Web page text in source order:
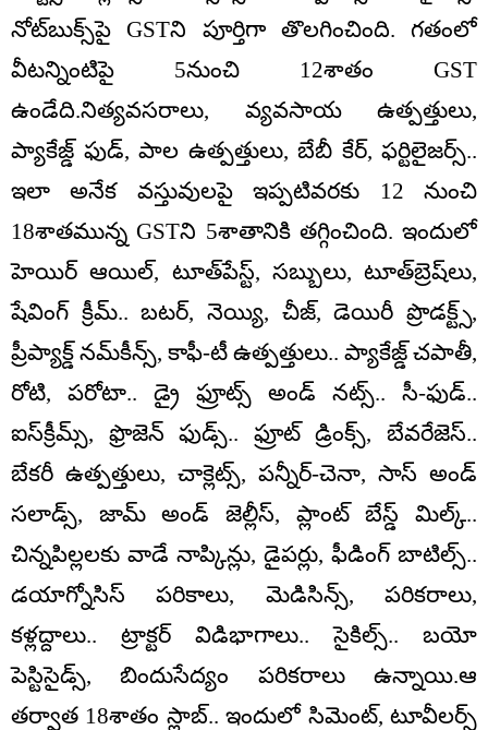
నోట్‌బుక్స్‌పై GSTని పూర్తిగా తొలగించింది. గతంలో
వీటన్నింటిపై 5నుంచి 12శాతం GST
ఉండేది.నిత్యవసరాలు, వ్యవసాయ ఉత్పత్తులు,
ప్యాకేజ్డ్‌ ఫుడ్‌, పాల ఉత్పత్తులు, బేబీ కేర్‌, ఫర్టిలైజర్స్‌..
ఇలా అనేక వస్తువులపై ఇప్పటివరకు 12 నుంచి
18శాతమున్న GSTని 5శాతానికి తగ్గించింది. ఇందులో
హెయిర్‌ ఆయిల్‌, టూత్‌పేస్ట్‌, సబ్బులు, టూత్‌బ్రెష్‌లు,
షేవింగ్‌ క్రీమ్‌.. బటర్‌, నెయ్యి, చీజ్‌, డెయిరీ ప్రొడక్ట్స్‌,
ప్రీప్యాక్డ్‌ నమ్‌కీన్స్‌, కాఫీ-టీ ఉత్పత్తులు.. ప్యాకేజ్డ్‌ చపాతీ,
రోటి, పరోటా.. డ్రై ఫ్రూట్స్‌ అండ్‌ నట్స్‌.. సీ-ఫుడ్‌..
ఐస్‌క్రీమ్స్‌, ఫ్రొజెన్‌ ఫుడ్స్‌.. ఫ్రూట్‌ డ్రింక్స్‌, బేవరేజెస్‌..
బేకరీ ఉత్పత్తులు, చాక్లెట్స్‌, పన్నీర్‌-చెనా, సాస్‌ అండ్‌
సలాడ్స్‌, జామ్ అండ్‌ జెల్లీస్‌, ప్లాంట్‌ బేస్డ్‌ మిల్క్‌..
చిన్నపిల్లలకు వాడే నాప్కిన్లు, డైపర్లు, ఫీడింగ్‌ బాటిల్స్‌..
డయాగ్నోసిస్‌ పరికాలు, మెడిసిన్స్‌, పరికరాలు,
కళ్లద్దాలు.. ట్రాక్టర్‌ విడిభాగాలు.. సైకిల్స్‌.. బయో
పెస్టిసైడ్స్‌, బిందుసేద్యం పరికరాలు ఉన్నాయి.ఆ
తర్వాత 18శాతం స్లాబ్‌.. ఇందులో సిమెంట్‌, టూవీలర్స్‌